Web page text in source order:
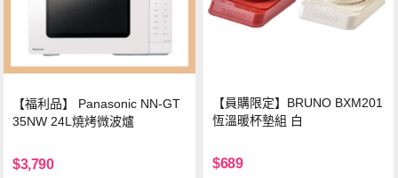
【福利品】 Panasonic NN-GT
35NW 24L燒烤微波爐
$3,790
【員購限定】BRUNO BXM201
恆溫暖杯墊組 白
$689